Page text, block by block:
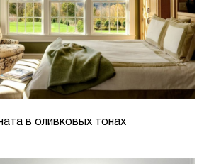
в оливковых тонах